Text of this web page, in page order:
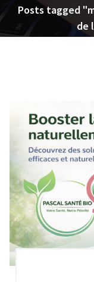
Posts tagged
de